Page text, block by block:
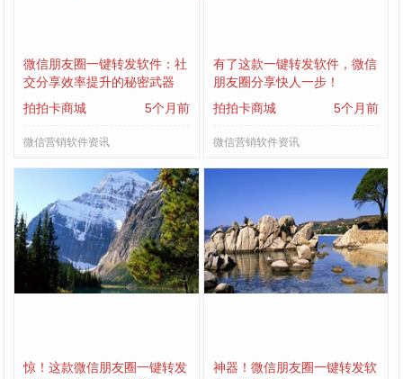
微信朋友圈一键转发软件：社
交分享效率提升的秘密武器
拍拍卡商城
5个月前
微信营销软件资讯
有了这款一键转发软件，微信
朋友圈分享快人一步！
拍拍卡商城
5个月前
微信营销软件资讯
惊！这款微信朋友圈一键转发
神器！微信朋友圈一键转发软